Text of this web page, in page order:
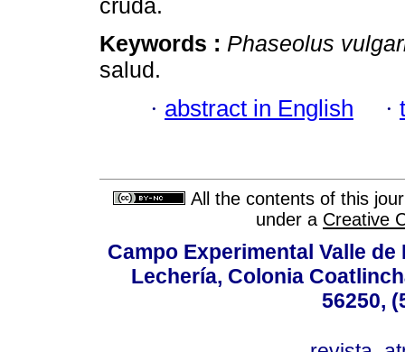
cruda.
Keywords : Phaseolus
salud.
· abstract in English ·
All the contents of this
under a Creative
Campo Experimental Valle
Lechería, Colonia
56250,